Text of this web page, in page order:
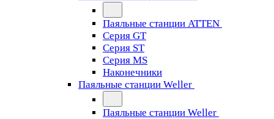
Паяльные станции ATTEN
Серия GT
Серия ST
Серия MS
Наконечники
Паяльные станции Weller
Паяльные станции Weller